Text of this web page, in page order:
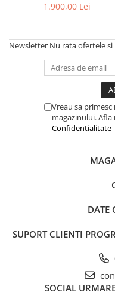
1.900,00 Lei
Newsletter Nu rata ofertele
Vreau sa
magazinului.
Confidentialitate
DATE
SUPORT CLIENTI
SOCIAL